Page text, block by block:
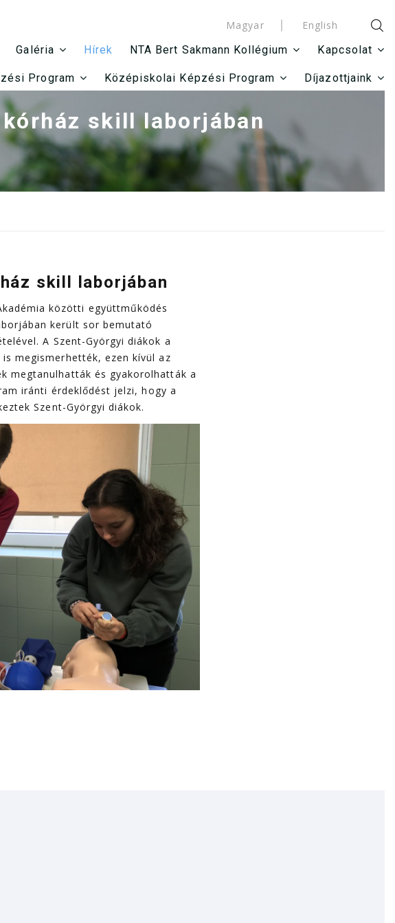
Magyar
English
Galéria Hírek NTA Bert Sakmann Kollégium Kapcsolat
Program Középiskolai Képzési Program Díjazottjaink
skill laborjában
skill laborjában
közötti együttműködés
került sor bemutató
A Szent-Györgyi diákok a
megismerhették, ezen kívül az
megtanulhatták és gyakorolhatták a
iránti érdeklődést jelzi, hogy a
Szent-Györgyi diákok.